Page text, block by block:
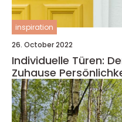
inspiration
26. October 2022
Individuelle Türen:
Zuhause